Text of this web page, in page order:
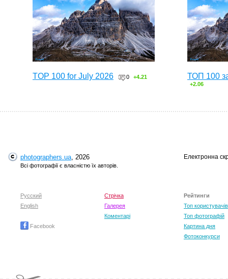
TOP 100 for July 2026 0 +4.21 ТОП 100
+2.06
photographers.ua, 2026
Всі фотографії є власністю їх авторів.
Електронна
Русский
English
Facebook
Стрічка
Галерея
Коментарі
Рейтинги
Топ користувачів
Топ фотографій
Картина дня
Фотоконкурси